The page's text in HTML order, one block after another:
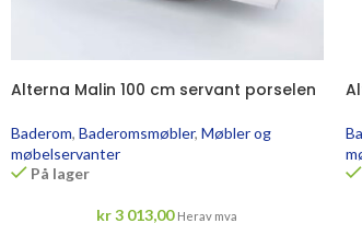
Alterna Malin 100 cm servant porselen
Baderom, Baderomsmøbler, Møbler og
møbelservanter
På lager
kr3 013,00 Herav mva